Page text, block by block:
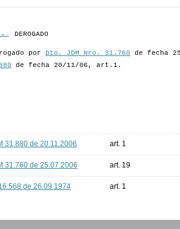
DEROGADO
por Dto. JDM Nro. 31.760 de fecha
de fecha 20/11/06, art.1.
31.880 de 20.11.2006 art. 1
31.760 de 25.07.2006 art. 19
de 26.09.1974 art. 1